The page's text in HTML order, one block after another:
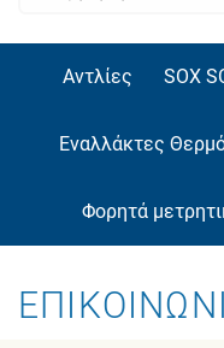
Αντλίες SOX
Εναλλάκτες
Φορητά